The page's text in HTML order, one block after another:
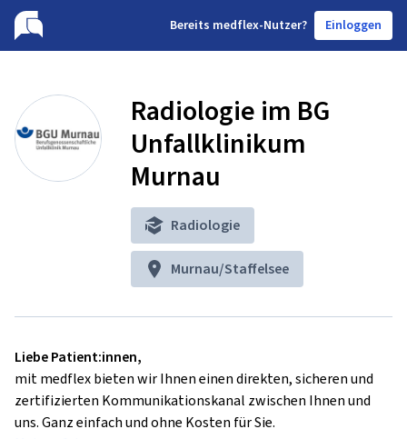
Bereits medflex-Nutzer? Einloggen
Radiologie im BG
Unfallklinikum
Murnau
Radiologie
Murnau/Staffelsee
Liebe Patient:innen,
mit medflex bieten wir Ihnen einen direkten, sicheren und
zertifizierten Kommunikationskanal zwischen Ihnen und
uns. Ganz einfach und ohne Kosten für Sie.